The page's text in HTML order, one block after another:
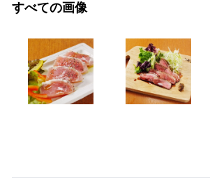
すべての画像